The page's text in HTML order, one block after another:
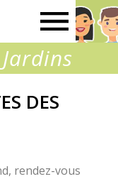
DES
rendez-vous